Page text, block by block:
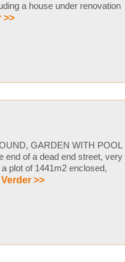
a house under renovation
>>
GARDEN WITH POOL
end of a dead end street, very
plot of 1441m2 enclosed,
>>